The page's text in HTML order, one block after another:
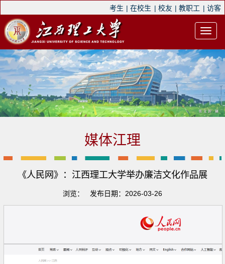
考生 | 在校生 | 校友 | 教职工 | 访客
媒体江理
《人民网》：江西理工大学举办廉洁文化作品展
浏览： 发布日期：2026-03-26